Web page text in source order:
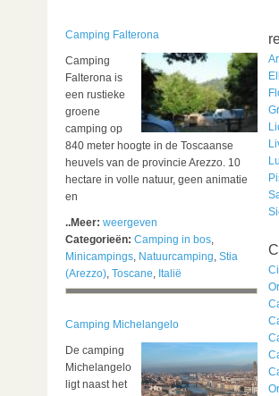
Camping Falterona
Camping
Falterona is
een rustieke
groene
camping op
840 meter hoogte in de Toscaanse
heuvels van de provincie Arezzo. 10
hectare in volle natuur, geen animatie
en
..Meer: weergeven
Categorieën: Camping in bos,
Minicampings, Natuurcamping, Stia
(Arezzo), Toscane, Italië
Camping Michelangelo
De camping
Michelangelo
ligt naast het